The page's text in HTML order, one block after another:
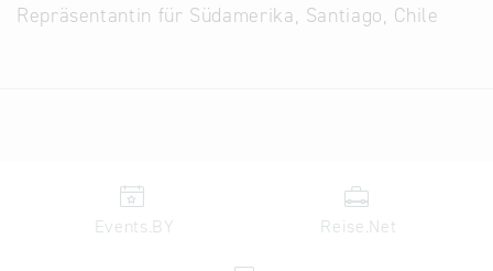
Repräsentantin für Südamerika, Santiago, Chile
Events.BY Reise.Net